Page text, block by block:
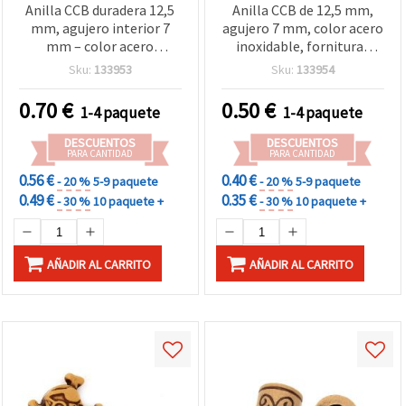
Anilla CCB duradera 12,5
mm, agujero interior 7
mm – color acero
inoxidable, 20 g (~60 uds)
de bisutería y
manualidades
Sku: 133953
0.70€ 1-4 paquete
DESCUENTOS
PARA CANTIDAD
0.56 €- 20 %5-9 paquete
0.49 €- 30 %10 paquete +
AÑADIR AL CARRITO
Anilla CCB de 12,5 mm,
agujero 7 mm, color acero
inoxidable, fornituras
para bisutería - 20 g (~71
Sku: 133954
0.50€ 1-4 paquete
DESCUENTOS
PARA CANTIDAD
0.40 €- 20 %5-9 paquete
0.35 €- 30 %10 paquete +
AÑADIR AL CARRITO